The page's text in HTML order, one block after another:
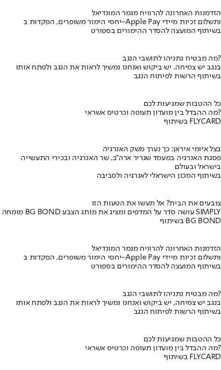
הזדמנות האחרונה להרוויח מגמר המונדיאל
יחסי הימור משופרים, הפקדות ב-Apple Pay ותשלום זכיות מיידי
בשיתוף המועצה להסדר ההימורים בספורט
מה מבטיח נתניהו לתושבי הנגב?
בנגב יש צמיחה, יש ביקוש ואנחנו נמשיך לראות את הנגב ולפתח אותו
בשיתוף הרשות לפיתוח הנגב
כל ההטבות שמגיעות לכם
מה ההבדל בין מועדון תעופה וכרטיס אשראי?
בשיתוף FLYCARD
בצל איומי איראן: כך נערך משק האנרגיה
פסגת האנרגיה במעמד שגריר ארה"ב, שר האנרגיה ובכירי התעשייה
בישראל ובעולם
בשיתוף המכון הישראלי לאנרגיה ולסביבה
צובעים את הבית? אל תעשו את הטעות הזו
מומחה BG BOND עושה סדר על המדפים ומציג את מותג הצבע SIMPLY
בשיתוף BG BOND
הזדמנות האחרונה להרוויח מגמר המונדיאל
יחסי הימור משופרים, הפקדות ב-Apple Pay ותשלום זכיות מיידי
בשיתוף המועצה להסדר ההימורים בספורט
מה מבטיח נתניהו לתושבי הנגב?
בנגב יש צמיחה, יש ביקוש ואנחנו נמשיך לראות את הנגב ולפתח אותו
בשיתוף הרשות לפיתוח הנגב
כל ההטבות שמגיעות לכם
מה ההבדל בין מועדון תעופה וכרטיס אשראי?
בשיתוף FLYCARD